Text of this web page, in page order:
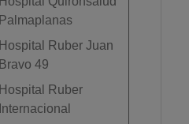
Palmaplanas
Hospital Ruber Juan
Bravo 49
Hospital Ruber
Internacional